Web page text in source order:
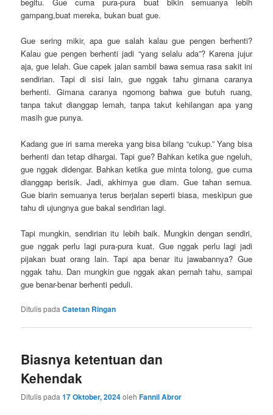
begitu. Gue cuma pura-pura buat bikin semuanya lebih
gampang,buat mereka, bukan buat gue.
Gue sering mikir, apa gue salah kalau gue pengen berhenti?
Kalau gue pengen berhenti jadi “yang selalu ada”? Karena jujur
aja, gue lelah. Gue capek jalan sambil bawa semua rasa sakit ini
sendirian. Tapi di sisi lain, gue nggak tahu gimana caranya
berhenti. Gimana caranya ngomong bahwa gue butuh ruang,
tanpa takut dianggap lemah, tanpa takut kehilangan apa yang
masih gue punya.
Kadang gue iri sama mereka yang bisa bilang “cukup.” Yang bisa
berhenti dan tetap dihargai. Tapi gue? Bahkan ketika gue ngeluh,
gue nggak didengar. Bahkan ketika gue minta tolong, gue cuma
dianggap berisik. Jadi, akhirnya gue diam. Gue tahan semua.
Gue biarin semuanya terus berjalan seperti biasa, meskipun gue
tahu di ujungnya gue bakal sendirian lagi.
Tapi mungkin, sendirian itu lebih baik. Mungkin dengan sendiri,
gue nggak perlu lagi pura-pura kuat. Gue nggak perlu lagi jadi
pijakan buat orang lain. Tapi apa benar itu jawabannya? Gue
nggak tahu. Dan mungkin gue nggak akan pernah tahu, sampai
gue benar-benar berhenti peduli.
Ditulis pada Catetan Ringan
Biasnya ketentuan dan
Kehendak
Ditulis pada17 Oktober, 2024olehFannil Abror